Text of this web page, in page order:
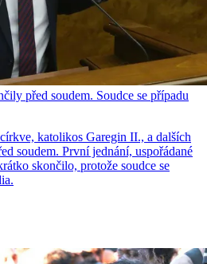
před soudem. Soudce se případu
katolikos Garegin II., a dalších
soudem. První jednání, uspořádané
skončilo, protože soudce se